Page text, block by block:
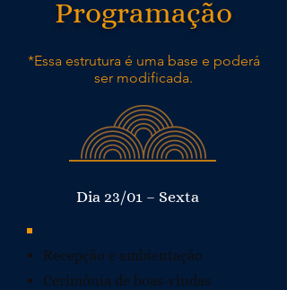
Programação
*Essa estrutura é uma base e poderá
ser modificada.
Dia 23/01 – Sexta
Recepção e ambientação
Cerimônia de boas-vindas